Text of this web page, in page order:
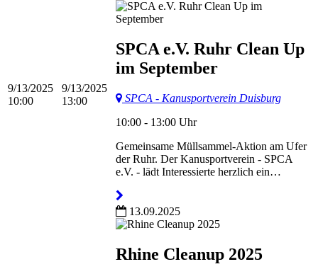
9/13/2025
10:00
9/13/2025
13:00
SPCA e.V. Ruhr Clean Up
im September
SPCA - Kanusportverein Duisburg
10:00 - 13:00 Uhr
Gemeinsame Müllsammel-Aktion am Ufer
der Ruhr. Der Kanusportverein - SPCA
e.V. - lädt Interessierte herzlich ein…
13.09.2025
Rhine Cleanup 2025